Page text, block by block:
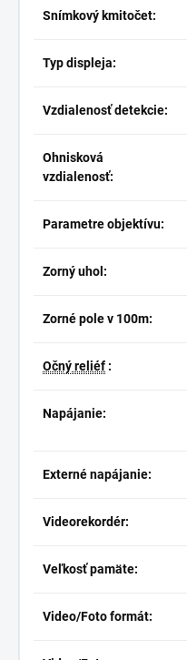
Snímkový kmitočet:
Typ displeja:
Vzdialenosť detekcie:
Ohnisková
vzdialenosť:
Parametre objektívu:
Zorný uhol:
Zorné pole v 100m:
Očný reliéf :
Napájanie:
Externé napájanie:
Videorekordér:
Veľkosť pamäte:
Video/Foto formát: